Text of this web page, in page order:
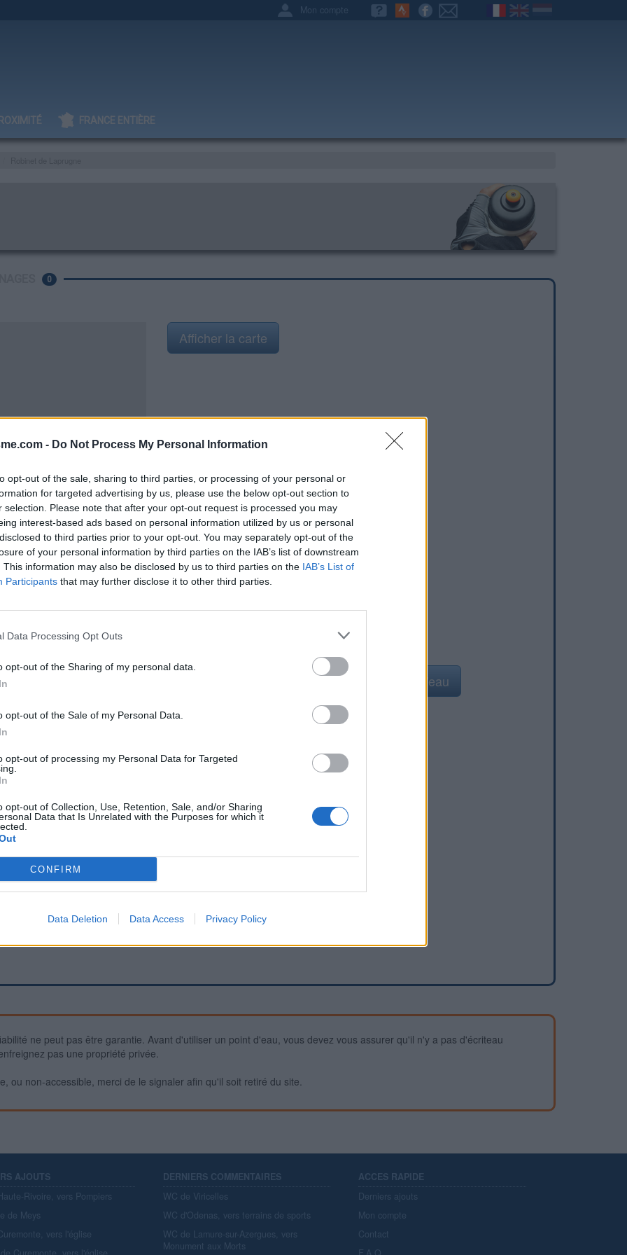
- Do Not Process My Personal Information
opt-out of the sale, sharing to third parties, or processing of your personal or
for targeted advertising by us, please use the below opt-out section to
selection. Please note that after your opt-out request is processed you may
interest-based ads based on personal information utilized by us or personal
to third parties prior to your opt-out. You may separately opt-out of the
of your personal information by third parties on the IAB’s list of downstream
This information may also be disclosed by us to third parties on the IAB’s List of
Participants that may further disclose it to other third parties.
Data Processing Opt Outs
opt-out of the Sharing of my personal data.
opt-out of the Sale of my Personal Data.
opt-out of processing my Personal Data for Targeted
opt-out of Collection, Use, Retention, Sale, and/or Sharing
Data that Is Unrelated with the Purposes for which it
CONFIRM
Data Deletion Data Access Privacy Policy
Mon compte
FRANCE ENTIÈRE
0
pierre sous une statue de
D7. Sur la D7 en direction de
La Chabanne, tourner à
la Madone sous son parasol,
Afficher la carte
Ajouter un point d'eau
ne peut pas être garantie. Avant d'utiliser un point d'eau, vous devez vous assurer qu'il n'y a pas d'écriteau
pas une propriété privée.
ou non-accessible, merci de le signaler afin qu'il soit retiré du site.
AJOUTS
Rivoire, vers Pompiers
de Meys
vers l'église
DERNIERS COMMENTAIRES
WC de Viricelles
WC d'Odenas, vers terrains de sports
WC de Lamure-sur-Azergues, vers
Monument aux Morts
ACCES RAPIDE
Derniers ajouts
Mon compte
Contact